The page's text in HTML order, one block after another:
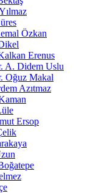
Özkan
Erenus
A. Didem Uslu
Oğuz Makal
Azıtmaz
Ersop